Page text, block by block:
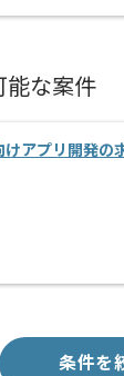
能な案件
けアプリ開発の
条件を